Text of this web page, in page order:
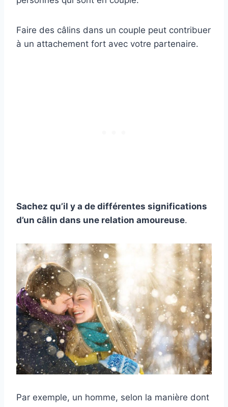
Faire des câlins dans un couple peut contribuer
à un attachement fort avec votre partenaire.
Sachez qu’il y a de différentes significations
d’un câlin dans une relation amoureuse.
Par exemple, un homme, selon la manière dont